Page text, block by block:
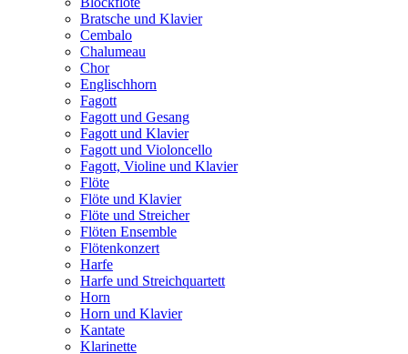
Bratsche und Klavier
Cembalo
Chalumeau
Chor
Englischhorn
Fagott
Fagott und Gesang
Fagott und Klavier
Fagott und Violoncello
Fagott, Violine und Klavier
Flöte
Flöte und Klavier
Flöte und Streicher
Flöten Ensemble
Flötenkonzert
Harfe
Harfe und Streichquartett
Horn
Horn und Klavier
Kantate
Klarinette